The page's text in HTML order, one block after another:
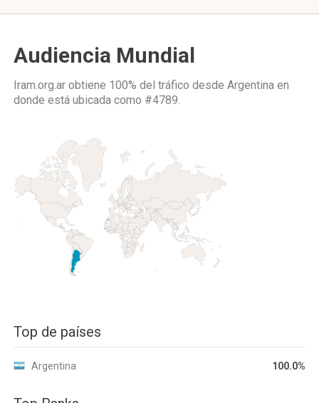
Audiencia Mundial
Iram.org.ar obtiene 100% del tráfico desde Argentina en
donde está ubicada como #4789.
Top de países
Argentina 100.0%